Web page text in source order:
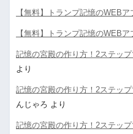
【無料】トランプ記憶のWEBア
【無料】トランプ記憶のWEBア
記憶の宮殿の作り方！2ステッ
より
記憶の宮殿の作り方！2ステッ
んじゃろ より
記憶の宮殿の作り方！2ステッ